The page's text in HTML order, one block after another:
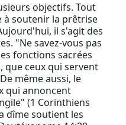
objectifs. Tout
à soutenir la prêtrise
il s'agit des
"Ne savez-vous pas
fonctions sacrées
ceux qui servent
même aussi, le
qui annoncent
(1 Corinthiens
dîme soutient les